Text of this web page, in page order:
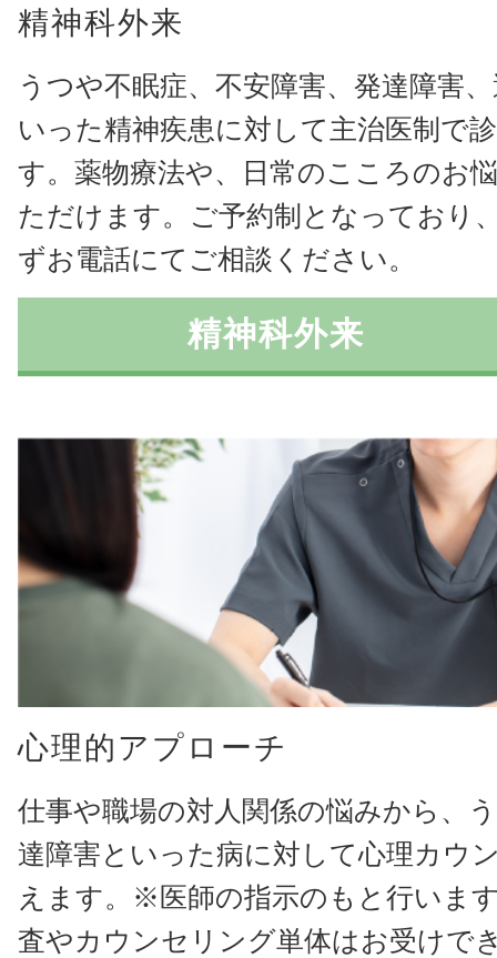
精神科外来
うつや不眠症、不安障害、発達障害
いった精神疾患に対して主治医制で
す。薬物療法や、日常のこころのお
ただけます。ご予約制となっており
ずお電話にてご相談ください。
精神科外来
心理的アプローチ
仕事や職場の対人関係の悩みから、
達障害といった病に対して心理カウ
えます。※医師の指示のもと行いま
査やカウンセリング単体はお受けで